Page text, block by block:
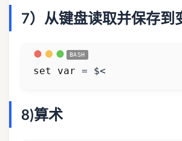
7）从键盘读取并保存到
set var = $<
8)算术